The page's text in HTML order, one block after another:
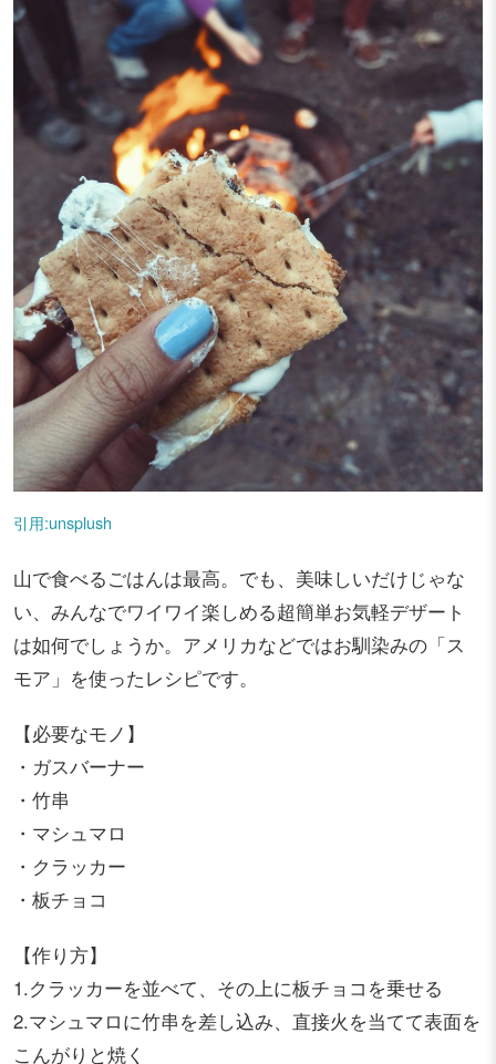
引用:unsplush
山で食べるごはんは最高。でも、美味しいだけじゃな
い、みんなでワイワイ楽しめる超簡単お気軽デザート
は如何でしょうか。アメリカなどではお馴染みの「ス
モア」を使ったレシピです。
【必要なモノ】
・ガスバーナー
・竹串
・マシュマロ
・クラッカー
・板チョコ
【作り方】
1.クラッカーを並べて、その上に板チョコを乗せる
2.マシュマロに竹串を差し込み、直接火を当てて表面を
こんがりと焼く